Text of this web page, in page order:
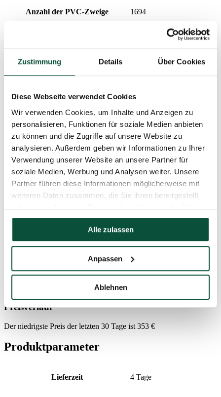
Zustimmung Details Über Cookies
Diese Webseite verwendet Cookies
Wir verwenden Cookies, um Inhalte und Anzeigen zu
personalisieren, Funktionen für soziale Medien anbieten
zu können und die Zugriffe auf unsere Website zu
analysieren. Außerdem geben wir Informationen zu Ihrer
Verwendung unserer Website an unsere Partner für
soziale Medien, Werbung und Analysen weiter. Unsere
Partner führen diese Informationen möglicherweise mit
weiteren Daten zusammen, die Sie ihnen bereitgestellt
haben oder die sie im Rahmen Ihrer Nutzung der Dienste
gesammelt haben.
Alle zulassen
Anpassen
Ablehnen
Anzahl der PVC-Zweige 1694
3D (PE) + PVC
Prozentualer Anteil 3D/PVC
Anzahl der Teile 3
Gewicht (netto) 23,5
Ständer (im Lieferumfang enthalten) Metallständer
Gewicht (brutto)
Paket 1 140x40x40
Preisverlauf
Der niedrigste Preis der letzten 30 Tage ist 353 €
Produktparameter
Lieferzeit 4 Tage